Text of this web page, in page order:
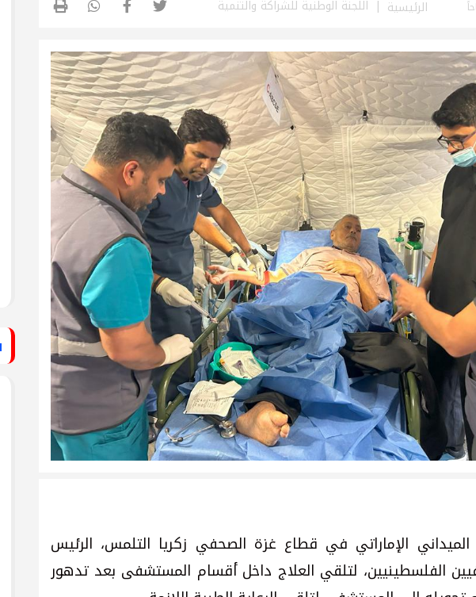
على غزة في مستشفى الأهلي المعمداني
في وقفة تضامنية
الديمقراطي في حركة فتح بمحافظة خان يونس ينظم لقاءً
أسر الشهداء
الديمقراطي في حركة فتح بمحافظة رفح يطلق حملة
والوفاء) لأسر الشهداء
الديمقراطي يُطلق حملة إلكترونية دعمًا للأسرى بمناسبة
الفلسطيني
تيار الإصلاح الديمقراطي يطلق حملة إلكترونية رفضًا لمشروع
الأسرى الفلسطينيين في سجون الاحتلال
الرئيسية اللجنة الوطنية للشراكة والتنمية
الإماراتي في قطاع غزة الصحفي زكريا التلمس، الرئيس
الفلسطينيين، لتلقي العلاج داخل أقسام المستشفى بعد تدهور
الفلسطيني محمد دحلان
برنامج قصارى القول على
قناة روسـيــا اليوم
دلياني: الاحتلال يسعى
للتغطية على جرائمه بقطع
الاتصالات عن غزة